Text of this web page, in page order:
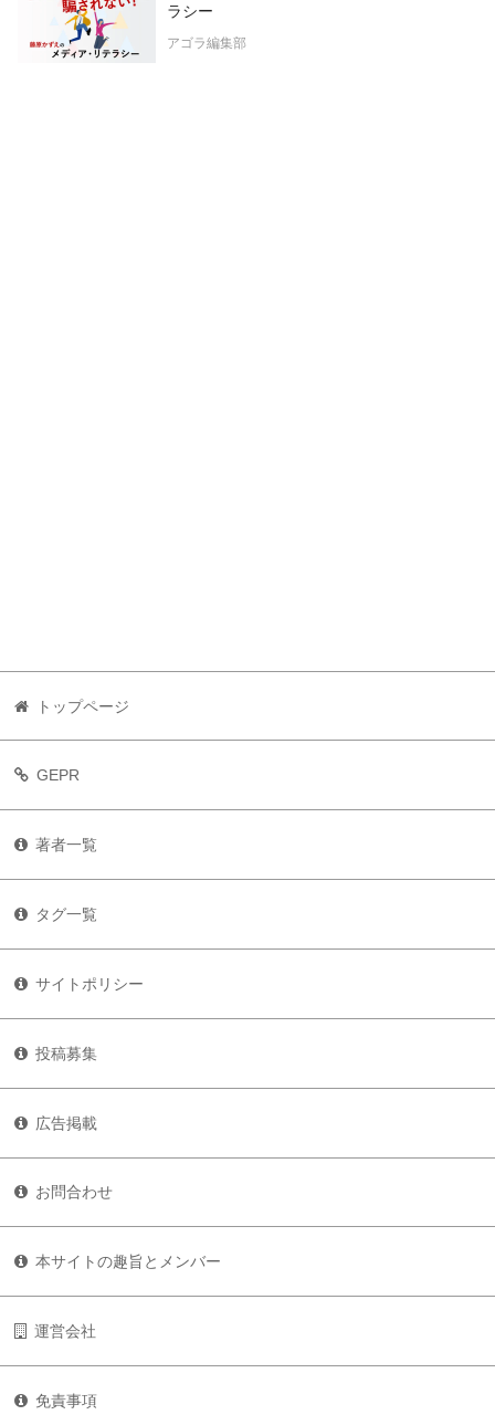
ラシー
アゴラ編集部
トップページ
GEPR
著者一覧
タグ一覧
サイトポリシー
投稿募集
広告掲載
お問合わせ
本サイトの趣旨とメンバー
運営会社
免責事項